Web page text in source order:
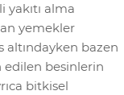
alma
yemekler
altındayken bazen
edilen besinlerin
bitkisel